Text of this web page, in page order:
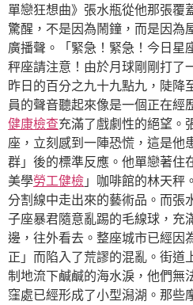
單戀狂想曲》張水瓶從他那張覆
驚醒，不是因為鬧鐘，而是因為
廣播聲。「緊急！緊急！今日星
秤座請注意！由於月球剛剛打了
昨日的百分之九十九點九，陡降
員的聲音聽起來像是一個正在經
健康檢查充滿了戲劇性的絕望。
座，立刻感到一陣恐慌，這是他
群」後的標準反應。他單戀著住
美學勞工健檢 」咖啡館的林天秤
分割線中走出來的藝術品。而張
子座暴君隨意亂踢的毛線球，充
邊，往外看去。整座城市已經因
正」而陷入了荒謬的混亂。街道
制地流下鹹鹹的海水淚，他們無
窪處已經形成了小型潟湖。那些